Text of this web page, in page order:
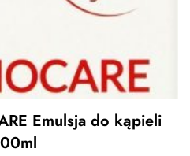
Emulsja do kąpieli